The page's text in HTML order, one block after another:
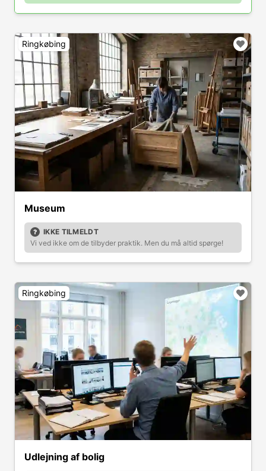
Ringkøbing
Museum
IKKE TILMELDT
Vi ved ikke om de tilbyder praktik. Men du må altid spørge!
Ringkøbing
Udlejning af bolig